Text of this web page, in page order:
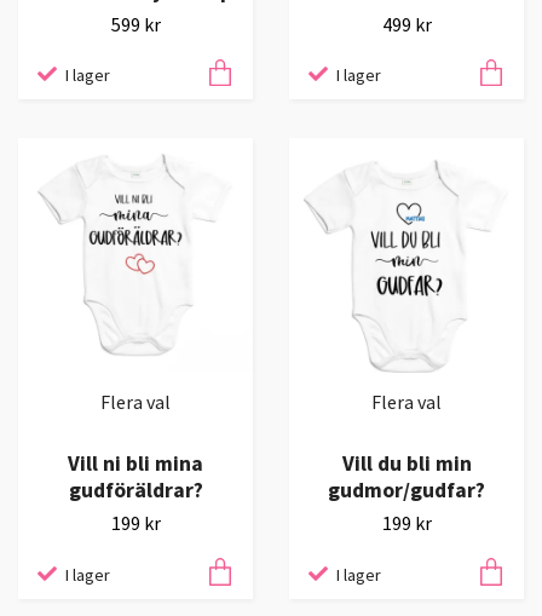
599 kr
I lager
499 kr
I lager
Flera val
Vill ni bli mina
gudföräldrar?
199 kr
I lager
Flera val
Vill du bli min
gudmor/gudfar?
199 kr
I lager